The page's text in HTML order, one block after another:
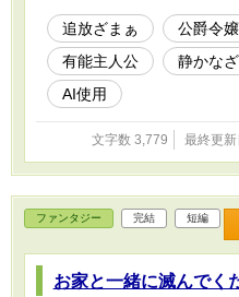
追放ざまぁ 公爵令嬢
有能主人公
静かな
AI使用
文字数 3,779 最終更
ファンタジー 完結 短編
お家と一緒に滅んでく